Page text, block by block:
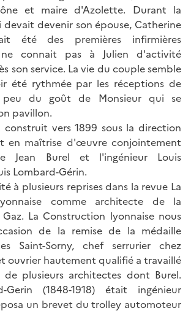
et maire d'Azolette. Durant la
devait devenir son épouse, Catherine
été des premières infirmières
connait pas à Julien d'activité
son service. La vie du couple semble
été rythmée par les réceptions de
peu du goût de Monsieur qui se
pavillon.
vers 1899 sous la direction
en maîtrise d'œuvre conjointement
Jean Burel et l'ingénieur Louis
Lombard-Gérin.
à plusieurs reprises dans la revue La
comme architecte de la
La Construction lyonnaise nous
de la remise de la médaille
Saint-Sorny, chef serrurier chez
ouvrier hautement qualifié a travaillé
de plusieurs architectes dont Burel.
Gerin (1848-1918) était ingénieur
un brevet du trolley automoteur